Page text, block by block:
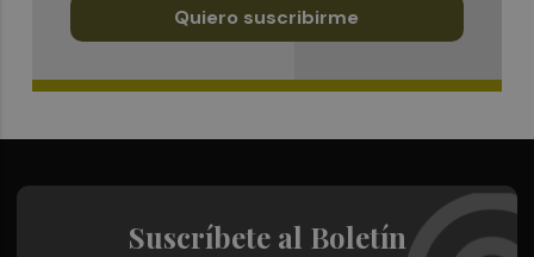
Quiero suscribirme
Suscríbete al Boletín